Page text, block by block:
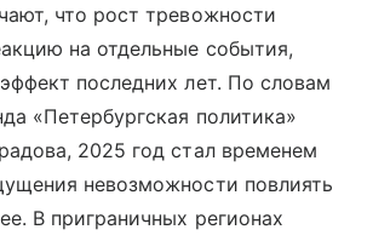
что рост тревожности
на отдельные события,
последних лет. По словам
«Петербургская политика»
2025 год стал временем
невозможности повлиять
В приграничных регионах